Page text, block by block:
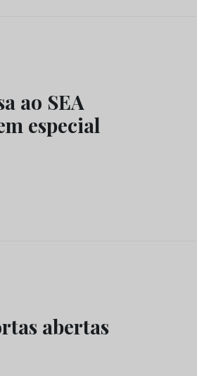
ao SEA
especial
abertas